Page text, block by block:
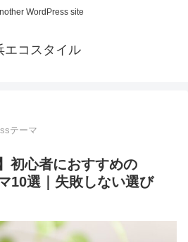
WordPress site
エコスタイル
テーマ
初心者におすすめの
10選｜失敗しない選び